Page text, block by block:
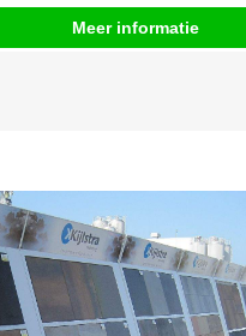
Meer informatie